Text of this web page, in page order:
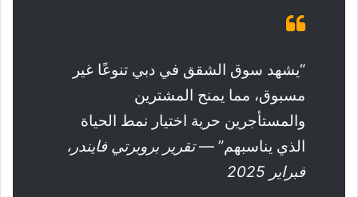
“يشهد سوق الشقق في دبي تنوعًا غير
مسبوق، مما يمنح المشترين
والمستأجرين حرية اختيار نمط الحياة
الذي يناسبهم” —تقرير بروبرتي فايندر،
فبراير 2025